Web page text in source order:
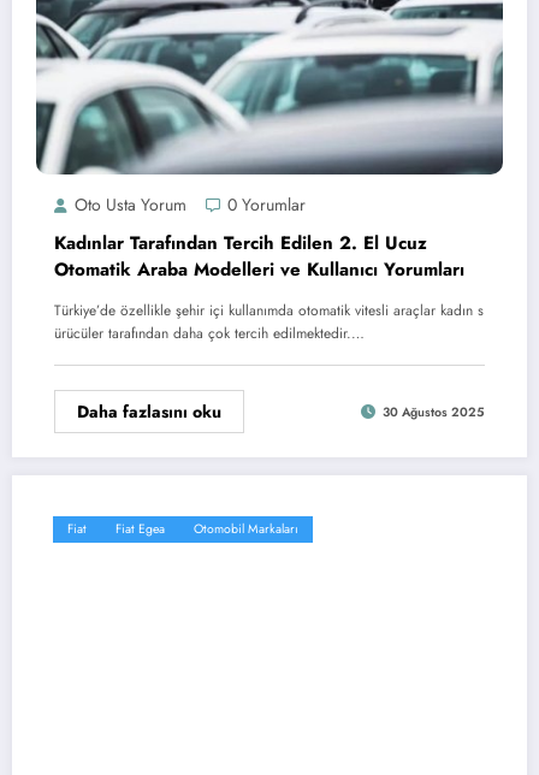
Oto Usta Yorum 0 Yorumlar
Kadınlar Tarafından Tercih Edilen 2. El Ucuz
Otomatik Araba Modelleri ve Kullanıcı Yorumları
Türkiye’de özellikle şehir içi kullanımda otomatik vitesli araçlar kadın s
ürücüler tarafından daha çok tercih edilmektedir.…
Daha fazlasını oku 30 Ağustos 2025
Fiat Fiat Egea Otomobil Markaları